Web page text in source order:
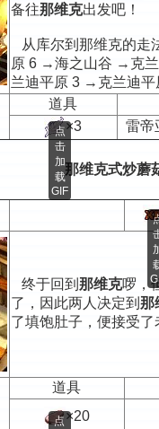
备往那维克出发吧！
从库尔到那维克的走
原 6 →海之山谷 →克
兰迪平原 3 →克兰迪
道具
点
击
加
载
GIF
×3 雷帝
那维克式炒蘑
终于回到 那维克啰，
了，因此两人决定到 那
了填饱肚子，便接受了
道具
点×20